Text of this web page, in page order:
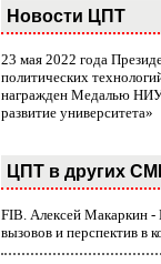
Новости ЦПТ
23 мая 2022 года
политических
награжден Медалью
развитие университета»
ЦПТ в других
FIB. Алексей Макаркин -
вызовов и перспектив в